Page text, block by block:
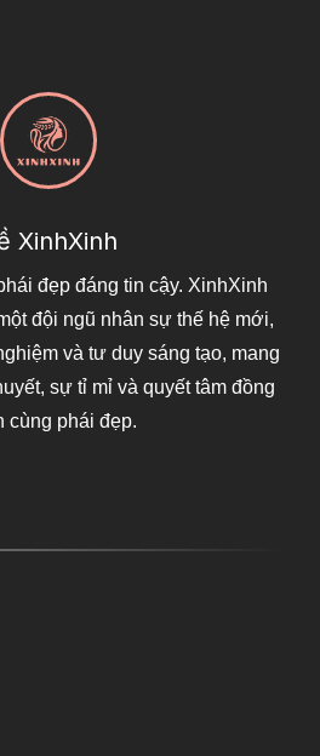
XinhXinh
đẹp đáng tin cậy. XinhXinh
đội ngũ nhân sự thế hệ mới,
và tư duy sáng tạo, mang
sự tỉ mỉ và quyết tâm đồng
cùng phái đẹp.